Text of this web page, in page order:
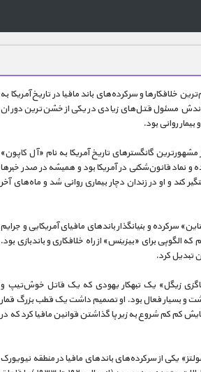
خلافکارها و سرکرده‌های باند مافیا در تاریخ آمریکا به
باندش مسئول قتل‌های زیادی در یکی از خشن‌ترین دوران
روانی بود.
مشهورترین گانگسترهای تاریخ آمریکا به نام «آل کاپون»
نماد قانون‌شکنی در آمریکا بود و همیشه در صدر خبرها
کند و او در زندان دچار بیماری روانی شد و ماه‌های آخر
سرکرده و بنیانگذار باندهای مافیای آمریکایی و جرایم
دهه‌ی ۱۹۲۰ آشنا می‌شویم که الگوپی برای «بیزینس» از راه خلافکاری و باندبازی بود.
تبدیل کرد.
زیگل» یک تبهکار یهودی که یک قاتل خوش‌تیپ و
و بسیار فعال بود. او تصمیم داشت یک قطب بزرگ قمار
کم کم شروع به زیر پا گذاشتن قوانین مافیا کرد که در
یکی از سرکرده‌های باندهای مافیا در منطقه نیویورک